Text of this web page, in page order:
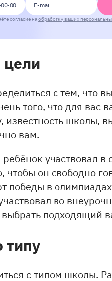
согласие наобработку ваших
цели
с тем, что
того, что для вас
известность школы,
вам.
участвовал в
чтобы он свободно
победы в
во
подходящий
типу
с типом школы.